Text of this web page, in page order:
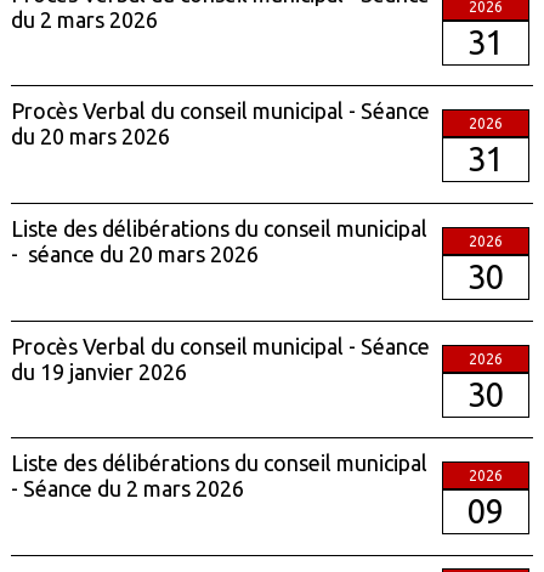
du 2 mars 2026
2026
31
Procès Verbal du conseil municipal - Séance
du 20 mars 2026
2026
31
Liste des délibérations du conseil municipal
- séance du 20 mars 2026
2026
30
Procès Verbal du conseil municipal - Séance
du 19 janvier 2026
2026
30
Liste des délibérations du conseil municipal
- Séance du 2 mars 2026
2026
09